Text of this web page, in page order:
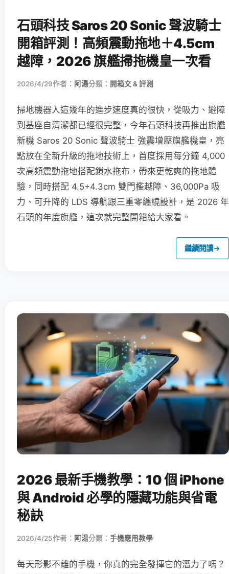
石頭科技 Saros 20 Sonic 聲波騎士
開箱評測！高頻震動拖地＋4.5cm
越障，2026 旗艦掃拖機皇一次看
2026/4/29作者： 阿湯分類： 開箱文 & 評測
掃地機器人這幾年的進步速度真的很快，從吸力、避障
到基座自清潔都已經很完整，今年石頭科技再推出旗艦
新機 Saros 20 Sonic 聲波騎士 強震增壓旗艦機皇，亮
點放在全新升級的拖地技術上，首度採用每分鐘 4,000
次高頻震動拖地搭配鎖水拖布，帶來更乾爽的拖地體
驗，同時搭配 4.5+4.3cm 雙門檻越障、36,000Pa 吸
力、可升降的 LDS 導航跟三重零纏繞設計，是 2026 年
石頭的年度旗艦，這次就完整開箱給大家看。
繼續閱讀→
2026 最新手機教學：10 個 iPhone
與 Android 必學的隱藏功能與省電
秘訣
2026/4/25作者： 阿湯分類： 手機應用教學
每天形影不離的手機，你真的完全發揮它的潛力了嗎？